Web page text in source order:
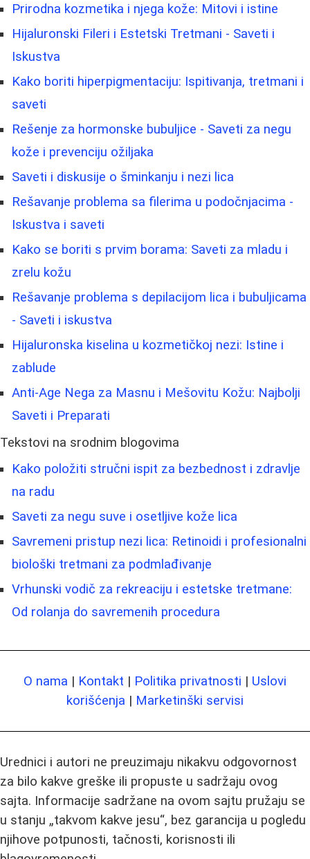
Prirodna kozmetika i njega kože: Mitovi i istine
Hijaluronski Fileri i Estetski Tretmani - Saveti i
Iskustva
Kako boriti hiperpigmentaciju: Ispitivanja, tretmani i
saveti
Rešenje za hormonske bubuljice - Saveti za negu
kože i prevenciju ožiljaka
Saveti i diskusije o šminkanju i nezi lica
Rešavanje problema sa filerima u podočnjacima -
Iskustva i saveti
Kako se boriti s prvim borama: Saveti za mladu i
zrelu kožu
Rešavanje problema s depilacijom lica i bubuljicama
- Saveti i iskustva
Hijaluronska kiselina u kozmetičkoj nezi: Istine i
zablude
Anti-Age Nega za Masnu i Mešovitu Kožu: Najbolji
Saveti i Preparati
Tekstovi na srodnim blogovima
Kako položiti stručni ispit za bezbednost i zdravlje
na radu
Saveti za negu suve i osetljive kože lica
Savremeni pristup nezi lica: Retinoidi i profesionalni
biološki tretmani za podmlađivanje
Vrhunski vodič za rekreaciju i estetske tretmane:
Od rolanja do savremenih procedura
O nama | Kontakt | Politika privatnosti | Uslovi
korišćenja | Marketinški servisi
Urednici i autori ne preuzimaju nikakvu odgovornost
za bilo kakve greške ili propuste u sadržaju ovog
sajta. Informacije sadržane na ovom sajtu pružaju se
u stanju „takvom kakve jesu“, bez garancija u pogledu
njihove potpunosti, tačnosti, korisnosti ili